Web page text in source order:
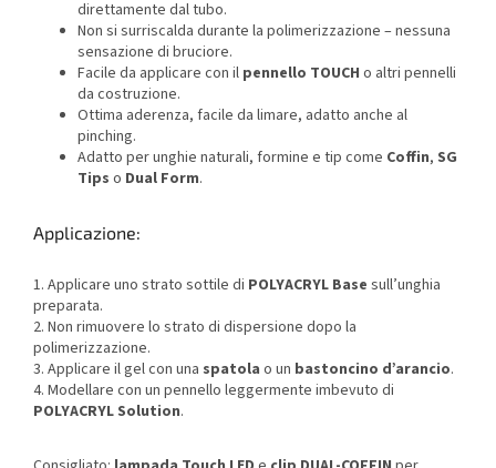
direttamente dal tubo.
Non si surriscalda durante la polimerizzazione – nessuna
sensazione di bruciore.
Facile da applicare con il pennello TOUCH o altri pennelli
da costruzione.
Ottima aderenza, facile da limare, adatto anche al
pinching.
Adatto per unghie naturali, formine e tip come Coffin, SG
Tips o Dual Form.
Applicazione:
1. Applicare uno strato sottile di POLYACRYL Base sull’unghia
preparata.
2. Non rimuovere lo strato di dispersione dopo la
polimerizzazione.
3. Applicare il gel con una spatola o un bastoncino d’arancio.
4. Modellare con un pennello leggermente imbevuto di
POLYACRYL Solution.